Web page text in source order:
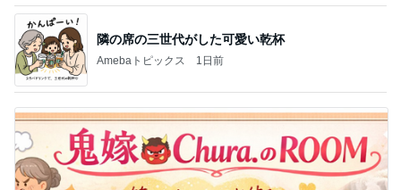
假屋崎省吾 満開になった鹿の子百合
Amebaトピックス
母にも褒めてもらった素敵なワンピ
Amebaトピックス 1日前
普段使いとレジャー用の日焼け止め